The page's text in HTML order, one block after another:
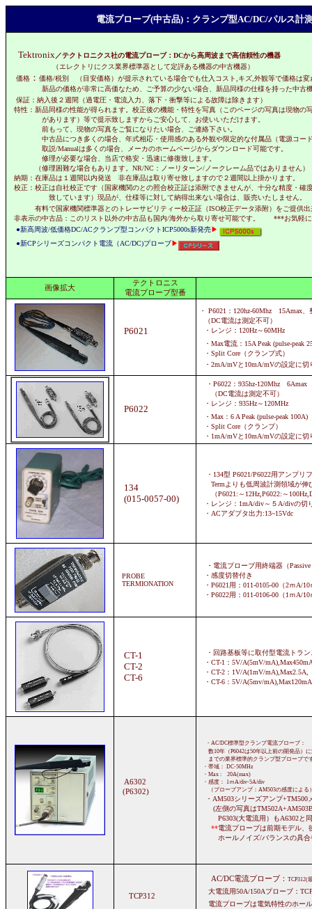
電流プローブ(中古品)：クランプ型AC/DC/パルス計
Tektronix／テクトロニクス社の電流プローブ：DCから高周波まで高信頼性の機器
（エレクトリにクス業界標準器として定評ある機器の中古機器）
価格 ： 価格/税別 （目安価格）が提示されている場合でも仕入コスト,キズ,外観等で価格は変
新品の価格が非常に高価なため、ご予算の少ない場合、 新品同様の仕様を持った中古
保証：納入後２週間（過電圧・電流入力、落下・衝撃等による故障は除きます）
特性：新品同様の性能が得られます。校正後の機能・特性を写真（このページの写真は現物の
があります）等で提示致しますからご安心して、お使いいただけます。
前もって、現物の写真をご覧になりたい場合、ご連絡下さい。
中古品につき多くの場合、年式相応・使用感のある外観や限定的な付属品（電源コード
取説/Manualは多くの場合、メーカのホームページからダウンロード可能です。
修理が必要な場合、当店で格安・迅速に修復致します。
（修理困難な場合もあります。NR/NC：ノーリターン/ノークレーム品ではありません）
納期：在庫品は１週間以内発送 非在庫品は取り寄せ致しますので２週間以上掛かります。
校正：校正は自社校正です（国家機関のとの照合校正証は添附できませんが、十分な精度・確
致しています）現品が、仕様等に対して納得出来ない場合は、販売いたしません。
有料で国家機関標準器とのトレーサビリティー校正証（ISO校正データ添附）をご提供出
非表示の中古品：このリスト以外の中古品も国内/海外から取り寄せ可能です。 ***お気軽
●新高周波/低価格DC/ACクランプ型コンパクトICP5000s新発売▶
●新CPシリーズコンパクト電流（AC/DC)プローブ▶
画像拡大
テクトロニス
電流プローブ型番
P6021
・ P6021：120hz-60Mhz 15Amax、
（DC電流は測定不可）
・レンジ：120Hz～60MHz
・Max電流：15A Peak (pulse-
・Split Core（クランプ式）
・2mA/mVと10mA/mVの設定に切
P6022
・P6022：935hz-120Mhz
（DC電流は測定不可）
・レンジ：935Hz～120MHz
・Max：6 A Peak (pulse-peak
・Split Core（クランプ）
・1mA/mVと10mA/mVの設定に切
134
(015-0057-00)
・134型 P6021/P6022用アンプリ
Termよりも低周波計測領域が伸
（P6021:～12Hz,P6022:～
・レンジ：1mA/div～５A/divの切
・ACアダプタ出力:13~15Vdc
PROBE
TERMIONATION
・ 電流プローブ用終端器 （
・感度切替付き
・P6021用：011-0105-00（2ｍA/10
・P6022用：011-0106-00（1ｍA/10
CT-1
CT-2
CT-6
・回路基板等に取付型電流トラ
・CT-1：5V/A(5mV/
・CT-2：1V/A(1mV/mA),Max2.5A,
・CT-6：5V/A(5mv/
A6302
(P6302)
・AC/DC標準型クランプ電流プローブ：
数10年（P6042は50年以上前の開発品）に
までの業界標準的クランプ型プローブで
・帯域： DC-50MHz
・Max : 20A(max)
・感度： 1ｍA/div-5A/div
（プローブアンプ：AM503の感度による
・AM503シリーズアンプ+TM500
(左側の写真は
P6303(大電流用）もA6302と同
**電流プローブは前期モデル、
ホールノイズ/バランスの具合や
TCP312
AC/DC電流プローブ： TCP312(
大電流用50A/150Aプローブ：
電流プローブは電気特性のホー